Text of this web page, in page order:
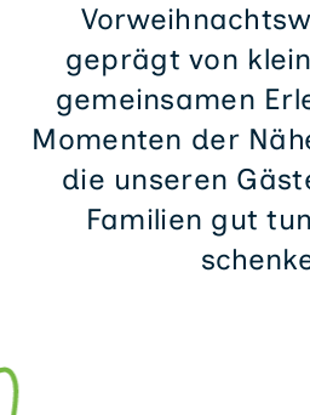
geprägt von
gemeinsamen
Momenten der
die unseren
Familien gut